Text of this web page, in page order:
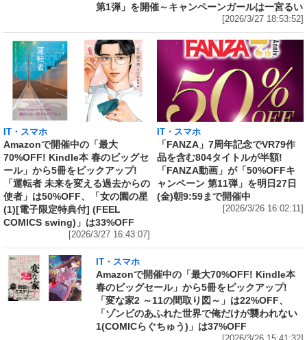
第1弾」を開催～キャンペーンガールは一宮るい
[2026/3/27 18:53:52]
IT・スマホ
Amazonで開催中の「最大
70%OFF! Kindle本 春のビッグセ
ール」から5冊をピックアップ!
「運転者 未来を変える過去からの
使者」は50%OFF、「女の園の星
(1)[電子限定特典付] (FEEL
COMICS swing)」は33%OFF
[2026/3/27 16:43:07]
IT・スマホ
「FANZA」7周年記念でVR79作
品を含む804タイトルが半額!
「FANZA動画」が「50%OFFキ
ャンペーン 第11弾」を明日27日
(金)朝9:59まで開催中
[2026/3/26 16:02:11]
IT・スマホ
Amazonで開催中の「最大70%OFF! Kindle本
春のビッグセール」から5冊をピックアップ!
「変な家2 ～11の間取り図～」は22%OFF、
「ゾンビのあふれた世界で俺だけが襲われない
1(COMICらぐちゅう)」は37%OFF